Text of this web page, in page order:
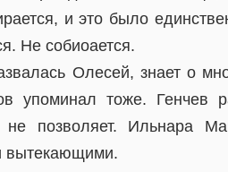
и это было
Не собиоается.
Олесей, знает о
упоминал тоже. Генчев
не позволяет. Ильнара
вытекающими.